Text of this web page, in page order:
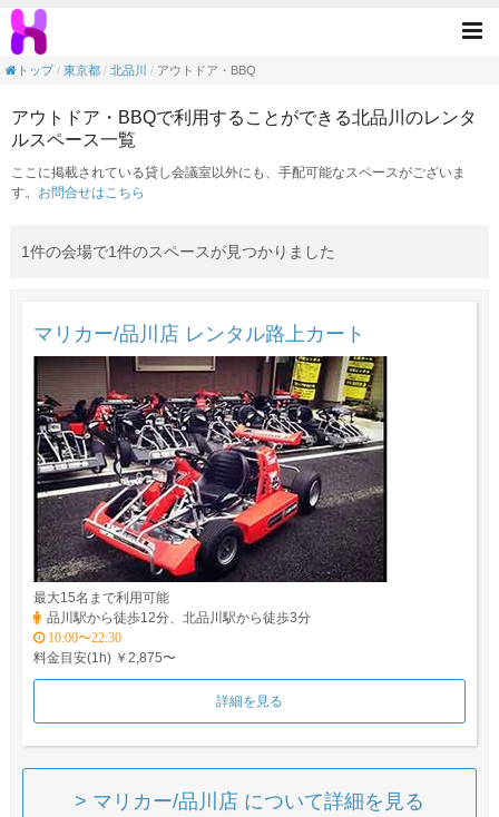
アウトドア・BBQの目的で利用できる北品
トップ
東京都 北品川 アウトドア・BBQ
アウトドア・BBQで利用することができる北品川のレンタ
ルスペース一覧
ここに掲載されている貸し会議室以外にも、手配可能なスペースがございま
す。 お問合せはこちら
1件の会場で1件のスペースが見つかりました
マリカー/品川店 レンタル路上カート
最大15名まで利用可能
品川駅から徒歩12分、北品川駅から徒歩3分
10:00〜22:30
料金目安(1h) ￥2,875〜
詳細を見る
> マリカー/品川店 について詳細を見る